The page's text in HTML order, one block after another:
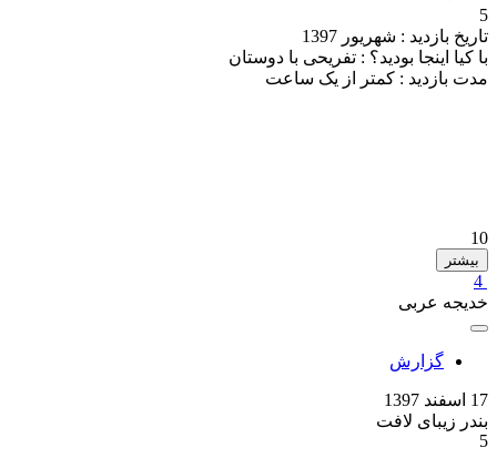
5
تاریخ بازدید : شهریور 1397
با کیا اینجا بودید؟ : تفریحی با دوستان
مدت بازدید : کمتر از یک ساعت
10
بیشتر
4
خدیجه عربی
گزارش
17 اسفند 1397
بندر زیبای لافت
5